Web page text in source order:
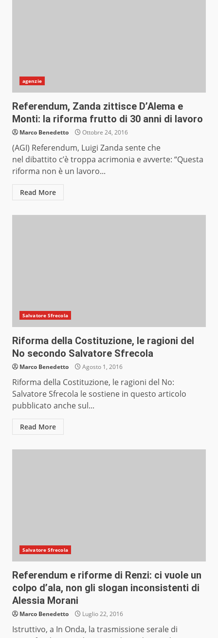
agenzie
Referendum, Zanda zittisce D’Alema e
Monti: la riforma frutto di 30 anni di lavoro
Marco Benedetto Ottobre 24, 2016
(AGI) Referendum, Luigi Zanda sente che
nel dibattito c’è troppa acrimonia e avverte: “Questa
riforma non è un lavoro...
Read More
Salvatore Sfrecola
Riforma della Costituzione, le ragioni del
No secondo Salvatore Sfrecola
Marco Benedetto Agosto 1, 2016
Riforma della Costituzione, le ragioni del No:
Salvatore Sfrecola le sostiene in questo articolo
pubblicato anche sul...
Read More
Salvatore Sfrecola
Referendum e riforme di Renzi: ci vuole un
colpo d’ala, non gli slogan inconsistenti di
Alessia Morani
Marco Benedetto Luglio 22, 2016
Istruttivo, a In Onda, la trasmissione serale di